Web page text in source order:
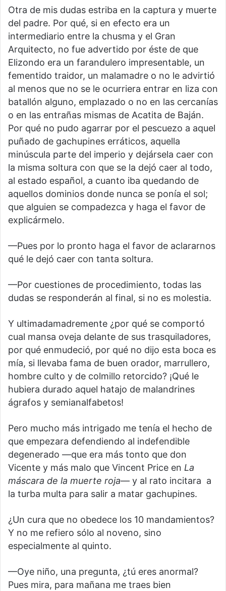
Otra de mis dudas estriba en la captura y muerte
del padre. Por qué, si en efecto era un
intermediario entre la chusma y el Gran
Arquitecto, no fue advertido por éste de que
Elizondo era un farandulero impresentable, un
fementido traidor, un malamadre o no le advirtió
al menos que no se le ocurriera entrar en liza con
batallón alguno, emplazado o no en las cercanías
o en las entrañas mismas de Acatita de Baján.
Por qué no pudo agarrar por el pescuezo a aquel
puñado de gachupines erráticos, aquella
minúscula parte del imperio y dejársela caer con
la misma soltura con que se la dejó caer al todo,
al estado español, a cuanto iba quedando de
aquellos dominios donde nunca se ponía el sol;
que alguien se compadezca y haga el favor de
explicármelo.
—Pues por lo pronto haga el favor de aclararnos
qué le dejó caer con tanta soltura.
—Por cuestiones de procedimiento, todas las
dudas se responderán al final, si no es molestia.
Y ultimadamadremente ¿por qué se comportó
cual mansa oveja delante de sus trasquiladores,
por qué enmudeció, por qué no dijo esta boca es
mía, si llevaba fama de buen orador, marrullero,
hombre culto y de colmillo retorcido? ¡Qué le
hubiera durado aquel hatajo de malandrines
ágrafos y semianalfabetos!
Pero mucho más intrigado me tenía el hecho de
que empezara defendiendo al indefendible
degenerado —que era más tonto que don
Vicente y más malo que Vincent Price en La
máscara de la muerte roja— y al rato incitara a
la turba multa para salir a matar gachupines.
¿Un cura que no obedece los 10 mandamientos?
Y no me refiero sólo al noveno, sino
especialmente al quinto.
—Oye niño, una pregunta, ¿tú eres anormal?
Pues mira, para mañana me traes bien